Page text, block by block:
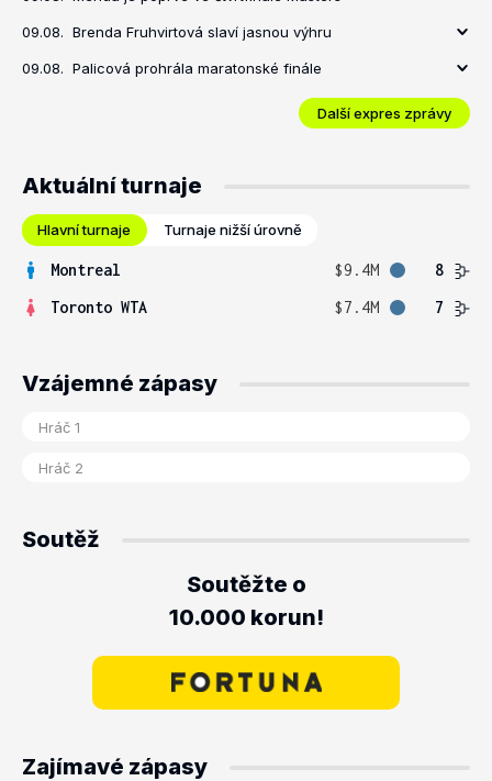
09.08. Brenda Fruhvirtová slaví jasnou výhru
09.08. Palicová prohrála maratonské finále
Další expres zprávy
Aktuální turnaje
Hlavní turnaje Turnaje nižší úrovně
Montreal $9.4M
8
Toronto WTA
$7.4M 7
Vzájemné zápasy
Soutěž
Soutěžte o
10.000 korun!
Zajímavé zápasy